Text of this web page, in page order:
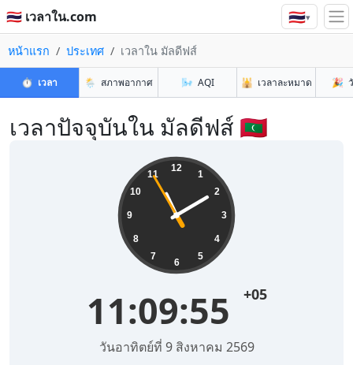
🇹🇭 เวลาใน.com 🇹🇭▾
หน้าแรก ประเทศ เวลาใน มัลดีฟส์
⏱️ เวลา 🌦️ สภาพอากาศ 🌬️ AQI 🕌 เวลาละหมาด 🎉
เวลาปัจจุบันใน มัลดีฟส์ 🇲🇻
12
1
2
3
4
5
6
7
8
9
10
11
11:09:55 +05
วันอาทิตย์ที่ 9 สิงหาคม 2569